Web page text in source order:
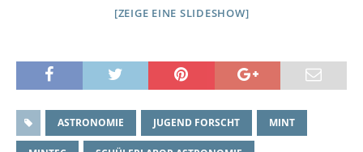
[ZEIGE EINE SLIDESHOW]
ASTRONOMIE JUGEND FORSCHT MINT